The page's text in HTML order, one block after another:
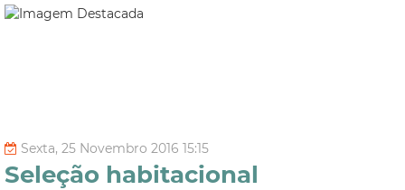
Sexta, 25 Novembro 2016 15:15
Seleção habitacional